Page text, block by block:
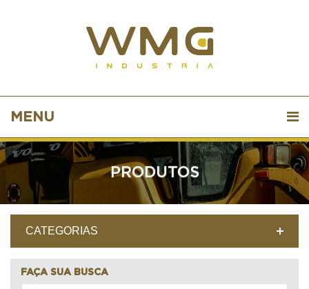
MENU
PRODUTOS
CATEGORIAS
FAÇA SUA BUSCA